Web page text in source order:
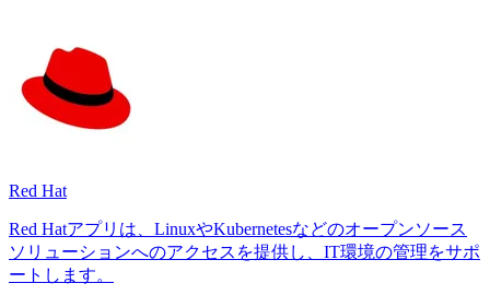
Red Hat
Red Hatアプリは、LinuxやKubernetesなどのオープンソース
ソリューションへのアクセスを提供し、IT環境の管理をサポ
ートします。